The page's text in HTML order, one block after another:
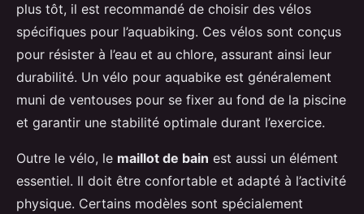
plus tôt, il est recommandé de choisir des vélos
spécifiques pour l’aquabiking. Ces vélos sont conçus
pour résister à l’eau et au chlore, assurant ainsi leur
durabilité. Un vélo pour aquabike est généralement
muni de ventouses pour se fixer au fond de la piscine
et garantir une stabilité optimale durant l’exercice.
Outre le vélo, le maillot de bain est aussi un élément
essentiel. Il doit être confortable et adapté à l’activité
physique. Certains modèles sont spécialement